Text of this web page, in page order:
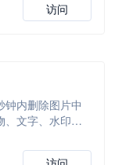
访问
钟内删除图片中
、文字、水印等